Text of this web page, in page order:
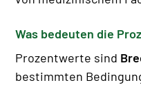
Was bedeuten die
Prozentwerte sind
bestimmten